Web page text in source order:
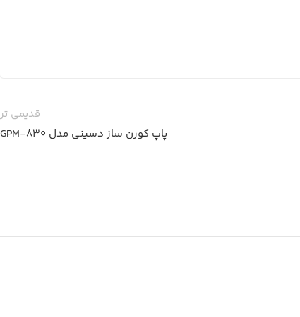
قدیمی تر
پاپ کورن ساز دسینی مدل GPM-830